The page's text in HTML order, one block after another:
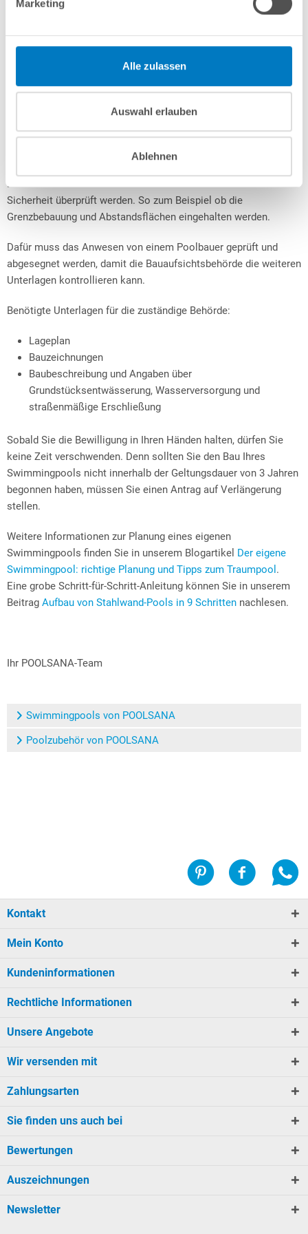
Marketing
Alle zulassen
Auswahl erlauben
Ablehnen
Hier benötigen Sie auf jeden Fall eine Baugenehmigung von der
allererst mit einem Architekten besprechen. Denn ist die
Ihr Vorhaben zunichtemachen.
Beschaffung einer Baugenehmigung und benötigte
Eine Genehmigung für die Montage eines Swimmingpools zu
Bauherrn bedeuten. Viele verschiedene Richtlinien müssen zur
Sicherheit überprüft werden. So zum Beispiel ob die
Grenzbebauung und Abstandsflächen eingehalten werden.
Dafür muss das Anwesen von einem Poolbauer geprüft und
abgesegnet werden, damit die Bauaufsichtsbehörde die weiteren
Unterlagen kontrollieren kann.
Benötigte Unterlagen für die zuständige Behörde:
Lageplan
Bauzeichnungen
Baubeschreibung und Angaben über
Grundstücksentwässerung, Wasserversorgung und
straßenmäßige Erschließung
Sobald Sie die Bewilligung in Ihren Händen halten, dürfen Sie
keine Zeit verschwenden. Denn sollten Sie den Bau Ihres
Swimmingpools nicht innerhalb der Geltungsdauer von 3 Jahren
begonnen haben, müssen Sie einen Antrag auf Verlängerung
stellen.
Weitere Informationen zur Planung eines eigenen
Swimmingpools finden Sie in unserem Blogartikel Der eigene
Swimmingpool: richtige Planung und Tipps zum Traumpool .
Eine grobe Schritt-für-Schritt-Anleitung können Sie in unserem
Beitrag Aufbau von Stahlwand-Pools in 9 Schritten nachlesen.
Ihr POOLSANA-Team
Swimmingpools von POOLSANA
Poolzubehör von POOLSANA
Kontakt
Mein Konto
Kundeninformationen
Rechtliche Informationen
Unsere Angebote
Wir versenden mit
Zahlungsarten
Sie finden uns auch bei
Bewertungen
Auszeichnungen
Newsletter